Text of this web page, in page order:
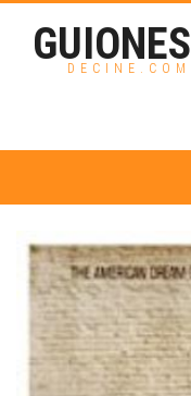
GUIONES
DECINE.COM